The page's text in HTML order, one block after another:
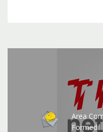
Area
Formedil